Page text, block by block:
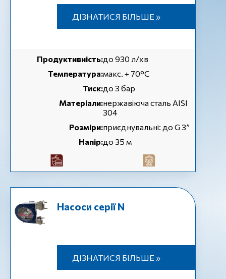
ДІЗНАТИСЯ БІЛЬШЕ »
Продуктивність:до 930 л/хв
Температура:макс. + 70°C
Тиск:до 3 бар
Матеріали:нержавіюча сталь AISI
304
Розміри:приєднувальні: до G 3”
Напір:до 35 м
Насоси серії N
ДІЗНАТИСЯ БІЛЬШЕ »